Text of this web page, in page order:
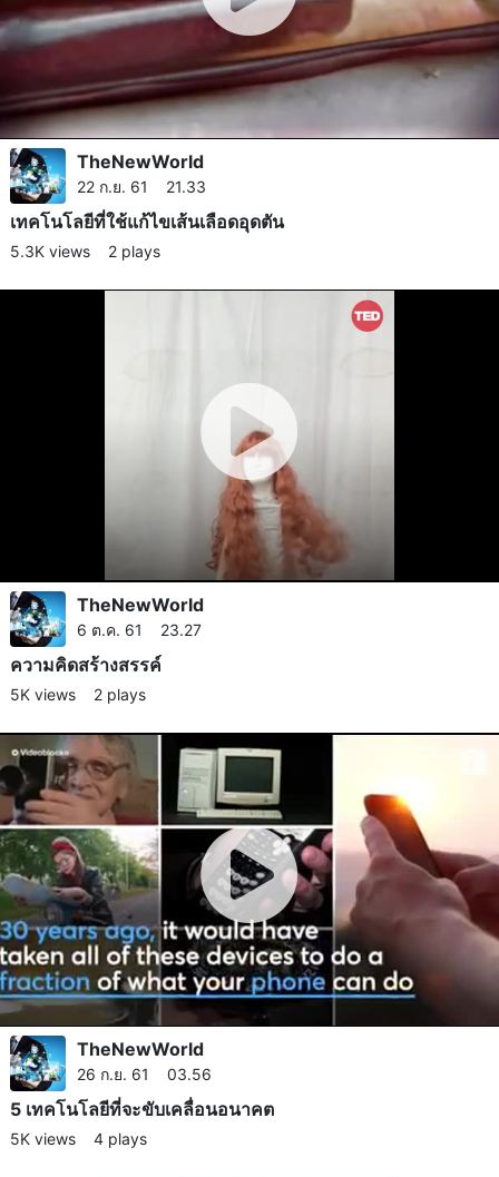
TheNewWorld
22 ก.ย. 61 21.33
เทคโนโลยี​ที่ใช้แก้ไขเส้นเลือดอุดตัน
5.3K views 2 plays
TheNewWorld
6 ต.ค. 61 23.27
ความคิดสร้างสรรค์​
5K views 2 plays
TheNewWorld
26 ก.ย. 61 03.56
5 เทคโนโลยี​ที่จะขับเคลื่อนอนาคต
5K views 4 plays